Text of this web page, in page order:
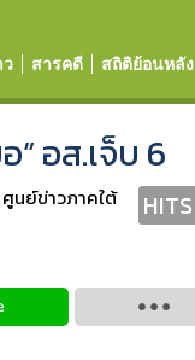
ว สารคดี สถิติย้อนหลัง
อส.เจ็บ 6
ศูนย์ข่าวภาคใต้ HITS